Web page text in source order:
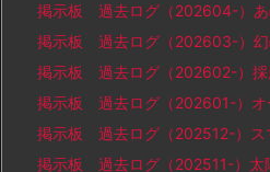
掲示板 過去ログ（202604-）あ
掲示板 過去ログ（202603-）幻
掲示板 過去ログ（202602-）採
掲示板 過去ログ（202601-）オ
掲示板 過去ログ（202512-）ス
掲示板 過去ログ（202511-）太